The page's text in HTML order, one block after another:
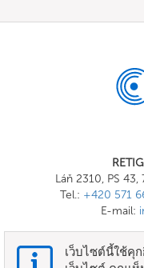
Láň 2310, PS
Tel.: +420 571
E-mail:
เว็บไซต์นี้ใช้คุ